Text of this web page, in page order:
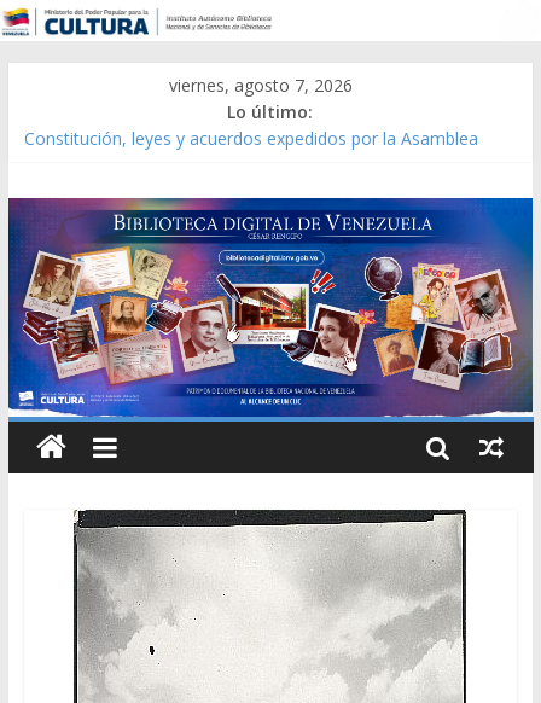
viernes, agosto 7, 2026
Lo último:
Constitución, leyes y acuerdos expedidos por la Asamblea
Modesta Bor Sánchez [material gráfico]
Gaceta Oficial de la República de Venezuela año CXXXIII Mes V,
Caracas 09 de marzo de 2006 N° 38.394
Catálogo temático de obras de Modesta Bor